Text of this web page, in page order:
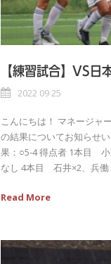
【練習試合】VS日
2022 09 25
こんにちは！ マネージャ
の結果についてお知らせ
果：○5-4 得点者 1本目
なし 4本目 石井×2、兵働
Read More